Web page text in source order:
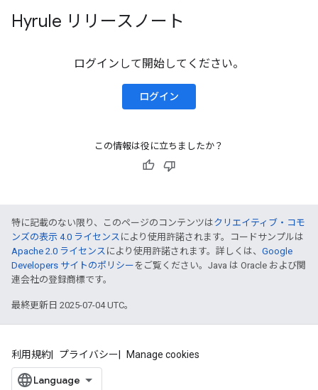
Hyrule リリースノート
ログインして開始してください。
ログイン
この情報は役に立ちましたか？
特に記載のない限り、このページのコンテンツはクリエイティブ・コモ
ンズの表示 4.0 ライセンス により使用許諾されます。コードサンプルは
Apache 2.0 ライセンス により使用許諾されます。詳しくは、 Google
Developers サイトのポリシー をご覧ください。Java は Oracle および関
連会社の登録商標です。
最終更新日 2025-07-04 UTC。
利用規約 プライバシー Manage cookies